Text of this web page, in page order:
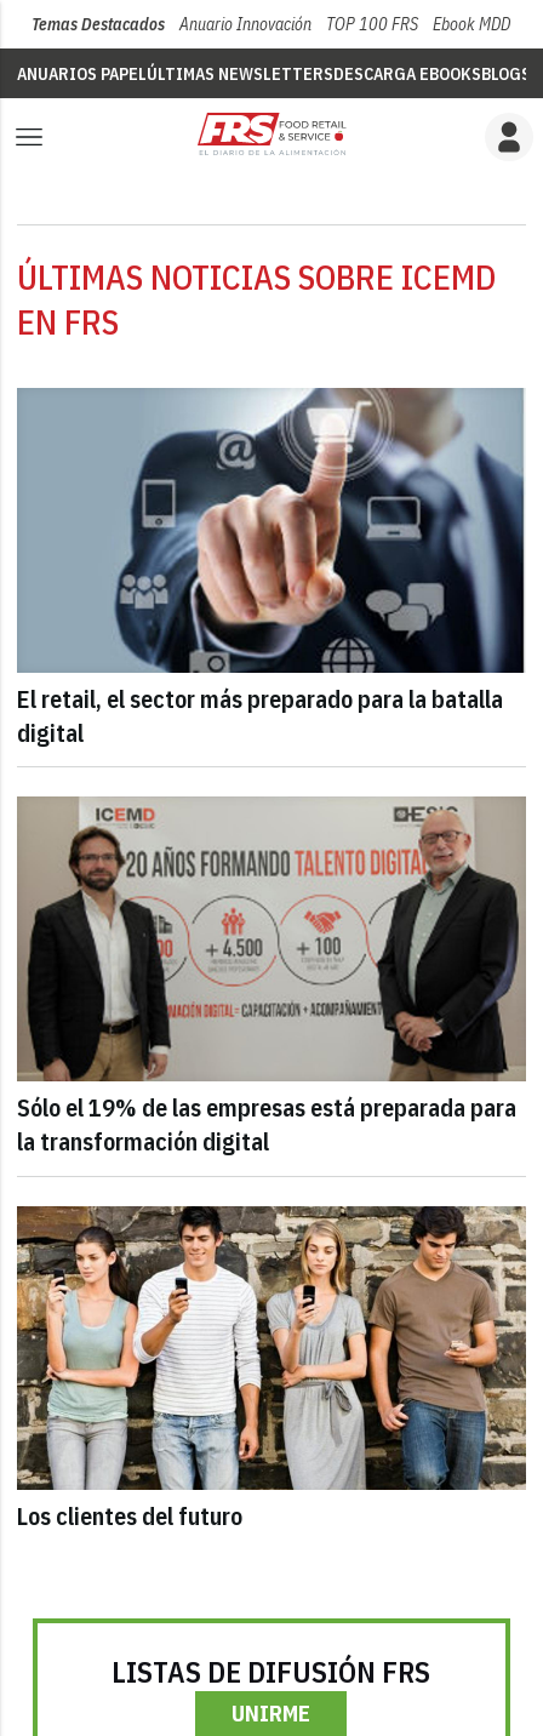
Temas Destacados Anuario Innovación TOP 100 FRS Ebook MDD
ANUARIOS PAPELÚLTIMAS NEWSLETTERSDESCARGA EBOOKSBLOGS
ÚLTIMAS NOTICIAS SOBRE ICEMD
EN FRS
El retail, el sector más preparado para la batalla
digital
Sólo el 19% de las empresas está preparada para
la transformación digital
Los clientes del futuro
LISTAS DE DIFUSIÓN FRS
UNIRME